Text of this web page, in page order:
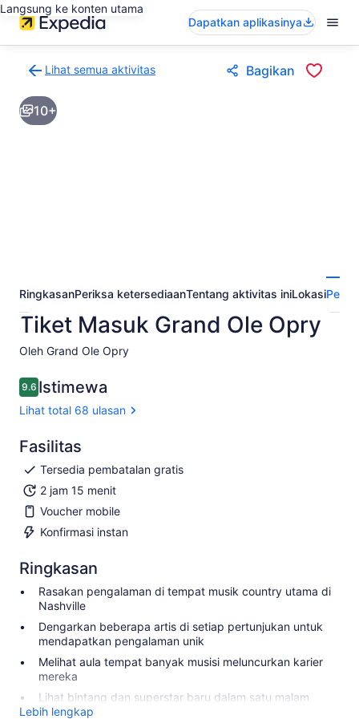
Langsung ke konten utama
Dapatkan aplikasinya
Lihat semua aktivitas
ke
halaman
hasil
Bagikan
10+
RingkasanPeriksa ketersediaanTentang aktivitas iniLokasi
Tiket Masuk Grand Ole Opry
Oleh Grand Ole Opry
9.69.6 dari 10
Istimewa
Lihat total 68 ulasan
Fasilitas
Tersedia pembatalan gratis
2 jam 15 menit
Voucher mobile
Konfirmasi instan
Ringkasan
Rasakan pengalaman di tempat musik country utama di
Nashville
Dengarkan beberapa artis di setiap pertunjukan untuk
mendapatkan pengalaman unik
Melihat aula tempat banyak musisi meluncurkan karier
mereka
Lihat bintang dan superstar baru dalam satu malam
Lebih lengkap